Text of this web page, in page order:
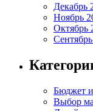
Декабрь
Ноябрь
Октябрь
Бюджет
Выбор